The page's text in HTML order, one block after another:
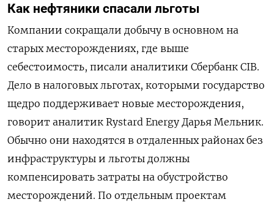
Как нефтяники спасали льготы
Компании сокращали добычу в основном на
старых месторождениях, где выше
себестоимость, писали аналитики Сбербанк CIB.
Дело в налоговых льготах, которыми государство
щедро поддерживает новые месторождения,
говорит аналитик Rystard Energy Дарья Мельник.
Обычно они находятся в отдаленных районах без
инфраструктуры и льготы должны
компенсировать затраты на обустройство
месторождений. По отдельным проектам